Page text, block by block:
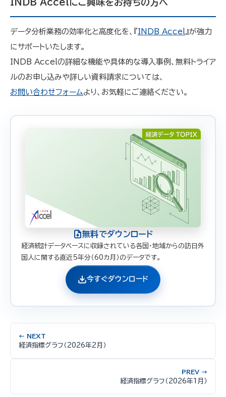
INDB Accelにご興味をお持ちの方へ
データ分析業務の効率化と高度化を、『INDB Accel』が強力
にサポートいたします。
INDB Accelの詳細な機能や具体的な導入事例、無料トライア
ルのお申し込みや詳しい資料請求については、
お問い合わせフォームより、お気軽にご連絡ください。
無料でダウンロード
経済統計データベースに収録されている各国・地域からの訪日外
国人に関する直近5年分（60カ月）のデータです。
今すぐダウンロード
← NEXT
経済指標グラフ（2026年2月）
PREV →
経済指標グラフ（2026年1月）